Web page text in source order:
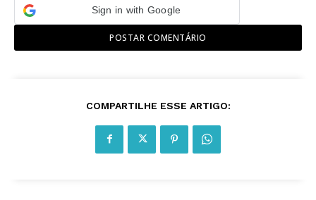
Sign in with Google
COMPARTILHE ESSE ARTIGO: